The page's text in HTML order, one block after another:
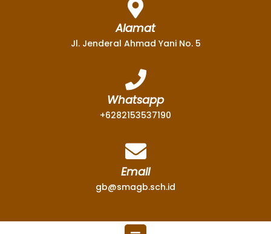
Alamat
Jl. Jenderal Ahmad Yani No. 5
Whatsapp
+6282153537190
Email
gb@smagb.sch.id